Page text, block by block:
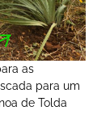
as
para um
de Tolda